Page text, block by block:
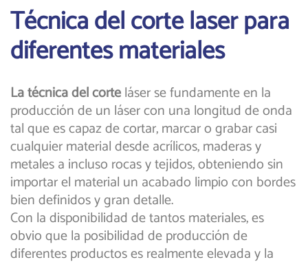
Técnica del corte laser para
diferentes materiales
La técnica del corteláser se fundamente en la
producción de un láser con una longitud de onda
tal que es capaz de cortar, marcar o grabar casi
cualquier material desde acrílicos, maderas y
metales a incluso rocas y tejidos, obteniendo sin
importar el material un acabado limpio con bordes
bien definidos y gran detalle.
Con la disponibilidad de tantos materiales, es
obvio que la posibilidad de producción de
diferentes productos es realmente elevada y la